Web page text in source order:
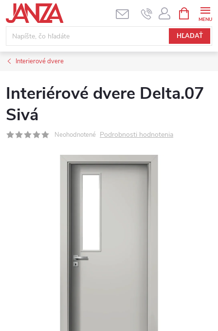
Prejsť na obsah
HĽADAŤ
Interierové dvere
Interiérové dvere Delta.07
Sivá
Neohodnotené Podrobnosti hodnotenia